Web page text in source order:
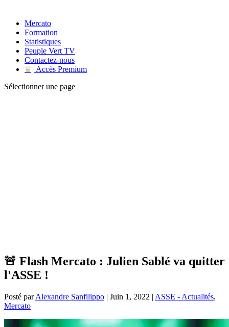
Mercato
Formation
Statistiques
Peuple Vert TV
Contactez-nous
♛
Accès Premium
Sélectionner une page
🚨 Flash Mercato : Julien Sablé va quitter
l'ASSE !
Posté parAlexandre Sanfilippo | Juin 1, 2022 | ASSE - Actualités,
Mercato